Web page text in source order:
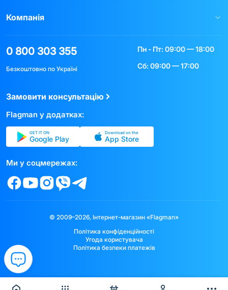
Компанія
0 800 303 355
Безкоштовно по Україні
Пн - Пт: 09:00 — 18:00
Сб: 09:00 — 17:00
Замовити консультацію
Flagman у додатках:
GET IT ON
Google Play
Download on the
App Store
Ми у соцмережах:
© 2009–2026, Інтернет-магазин «Flagman»
Політика конфіденційності
Угода користувача
Політика безпеки платежів